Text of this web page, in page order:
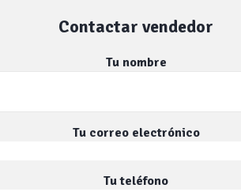
Contactar vendedor
Tu nombre
Tu correo electrónico
Tu teléfono